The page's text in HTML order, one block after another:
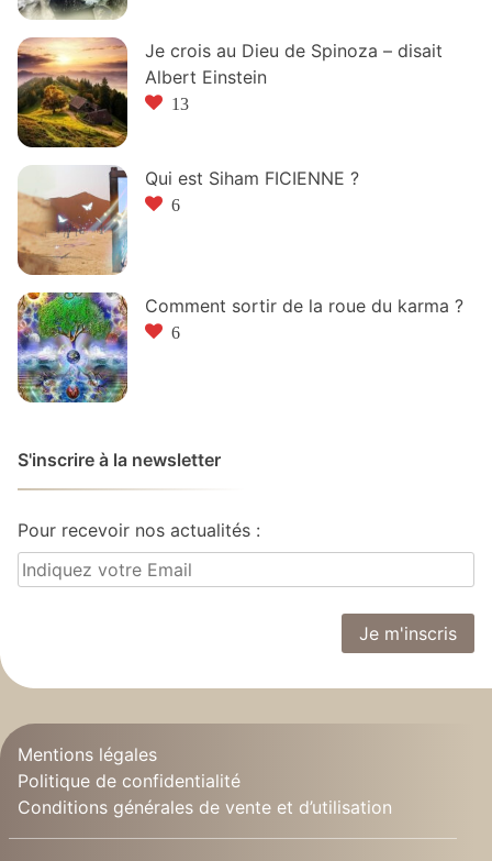
Je crois au Dieu de Spinoza – disait
Albert Einstein
13
Qui est Siham FICIENNE ?
6
Comment sortir de la roue du karma ?
6
S'inscrire à la newsletter
Pour recevoir nos actualités :
Mentions légales
Politique de confidentialité
Conditions générales de vente et d’utilisation